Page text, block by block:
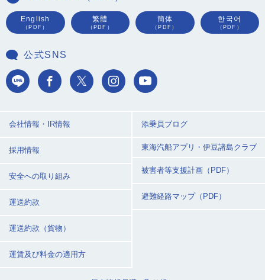
English
（PDF）
繁體
（PDF）
簡体
（PDF）
한국어
（PDF）
公式SNS
会社情報・IR情報
採用情報
安全への取り組み
運送約款
運送約款（貨物）
運賃及び料金の適用方
添乗員ブログ
東海汽船アプリ・ 伊豆諸島クラブ
被害者等支援計画（PDF）
避難経路マップ（PDF）